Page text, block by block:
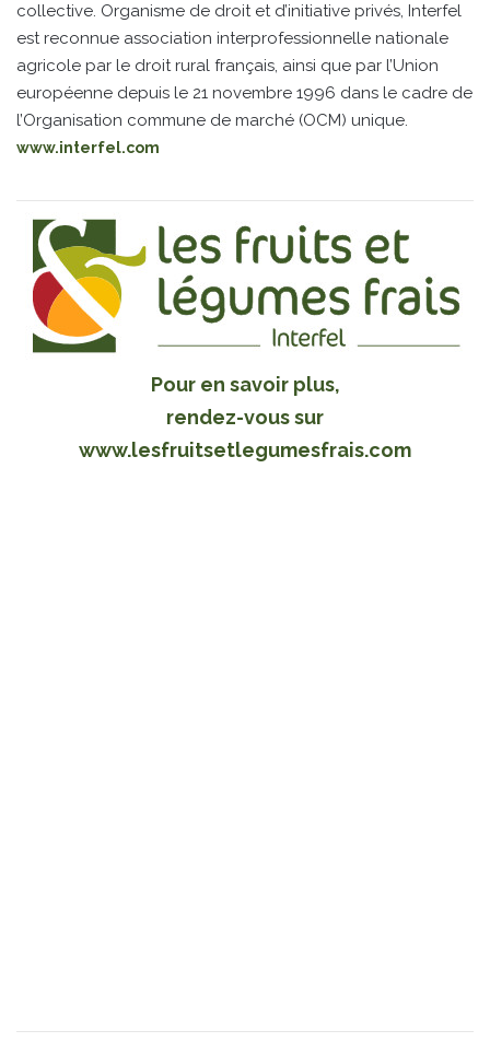
collective. Organisme de droit et d’initiative privés, Interfel
est reconnue association interprofessionnelle nationale
agricole par le droit rural français, ainsi que par l’Union
européenne depuis le 21 novembre 1996 dans le cadre de
l’Organisation commune de marché (OCM) unique.
www.interfel.com
Pour en savoir plus,
rendez-vous sur
www.lesfruitsetlegumesfrais.com